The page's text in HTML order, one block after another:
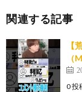
関連する記事
【
（
0 投